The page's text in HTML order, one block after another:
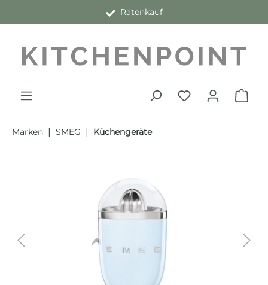
Ratenkauf
Marken | SMEG | Küchengeräte
Bildergalerie überspringen